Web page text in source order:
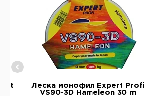
Леска монофил Expert Profi
VS90-3D Hameleon 30 m